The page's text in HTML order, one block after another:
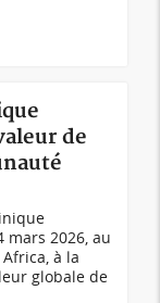
de
mars 2026, au
à la
globale de